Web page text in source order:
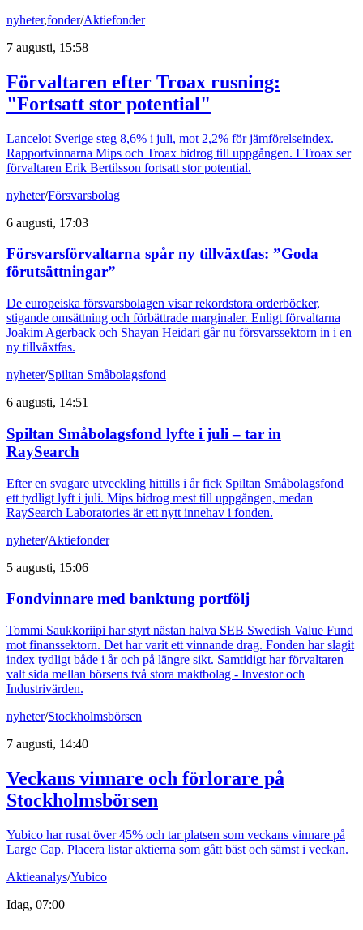
nyheter,fonder/Aktiefonder
7 augusti, 15:58
Förvaltaren efter Troax rusning:
"Fortsatt stor potential"
Lancelot Sverige steg 8,6% i juli, mot 2,2% för jämförelseindex.
Rapportvinnarna Mips och Troax bidrog till uppgången. I Troax ser
förvaltaren Erik Bertilsson fortsatt stor potential.
nyheter/Försvarsbolag
6 augusti, 17:03
Försvarsförvaltarna spår ny tillväxtfas: ”Goda
förutsättningar”
De europeiska försvarsbolagen visar rekordstora orderböcker,
stigande omsättning och förbättrade marginaler. Enligt förvaltarna
Joakim Agerback och Shayan Heidari går nu försvarssektorn in i en
ny tillväxtfas.
nyheter/Spiltan Småbolagsfond
6 augusti, 14:51
Spiltan Småbolagsfond lyfte i juli – tar in
RaySearch
Efter en svagare utveckling hittills i år fick Spiltan Småbolagsfond
ett tydligt lyft i juli. Mips bidrog mest till uppgången, medan
RaySearch Laboratories är ett nytt innehav i fonden.
nyheter/Aktiefonder
5 augusti, 15:06
Fondvinnare med banktung portfölj
Tommi Saukkoriipi har styrt nästan halva SEB Swedish Value Fund
mot finanssektorn. Det har varit ett vinnande drag. Fonden har slagit
index tydligt både i år och på längre sikt. Samtidigt har förvaltaren
valt sida mellan börsens två stora maktbolag - Investor och
Industrivärden.
nyheter/Stockholmsbörsen
7 augusti, 14:40
Veckans vinnare och förlorare på
Stockholmsbörsen
Yubico har rusat över 45% och tar platsen som veckans vinnare på
Large Cap. Placera listar aktierna som gått bäst och sämst i veckan.
Aktieanalys/Yubico
Idag, 07:00